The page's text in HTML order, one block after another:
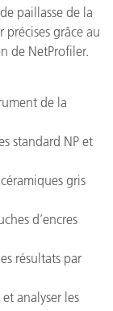
paillasse de la
grâce au
de NetProfiler.
de la
standard NP et
gris
d’encres
résultats par
analyser les